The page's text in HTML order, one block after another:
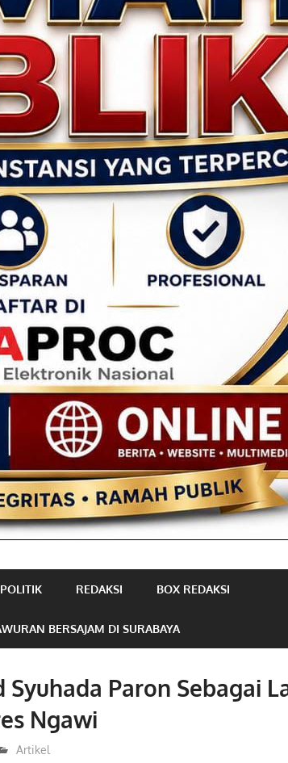
POLITIK REDAKSI BOX REDAKSI
BERSAJAM DI SURABAYA
Syuhada Paron Sebagai
Ngawi
Artikel